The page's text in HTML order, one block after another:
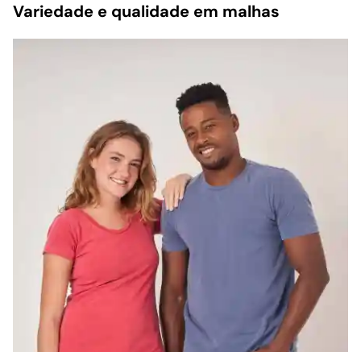
Variedade e qualidade em malhas